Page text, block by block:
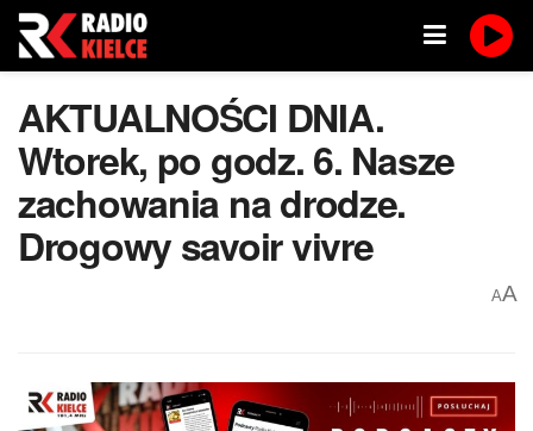
AKTUALNOŚCI DNIA.
Wtorek, po godz. 6. Nasze
zachowania na drodze.
Drogowy savoir vivre
AA